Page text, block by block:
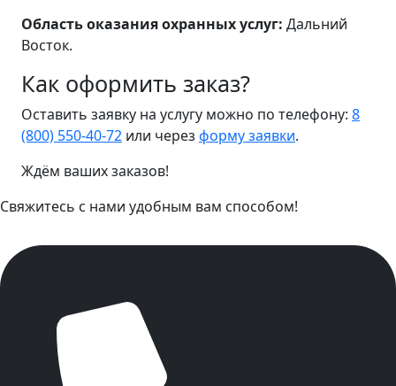
Область оказания охранных услуг: Дальний
Восток.
Как оформить заказ?
Оставить заявку на услугу можно по телефону: 8
(800) 550-40-72 или через форму заявки.
Ждём ваших заказов!
Свяжитесь с нами удобным вам способом!